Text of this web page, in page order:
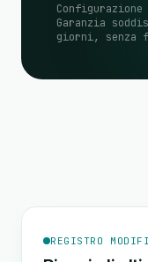
Garanzia
giorni, senza
REGISTRO